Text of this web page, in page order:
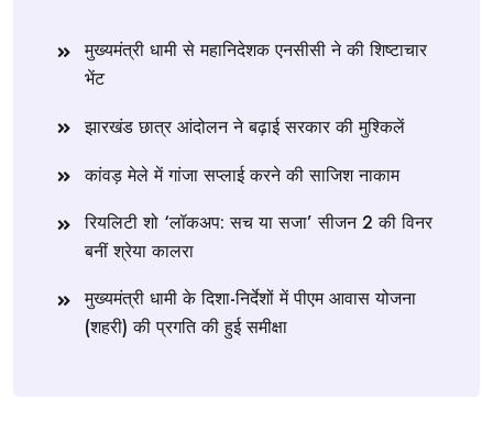
मुख्यमंत्री धामी से महानिदेशक एनसीसी ने की शिष्टाचार
भेंट
झारखंड छात्र आंदोलन ने बढ़ाई सरकार की मुश्किलें
कांवड़ मेले में गांजा सप्लाई करने की साजिश नाकाम
रियलिटी शो ‘लॉकअप: सच या सजा’ सीजन 2 की विनर
बनीं श्रेया कालरा
मुख्यमंत्री धामी के दिशा-निर्देशों में पीएम आवास योजना
(शहरी) की प्रगति की हुई समीक्षा